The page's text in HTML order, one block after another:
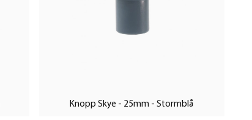
Knopp Skye - 25mm - Stormblå